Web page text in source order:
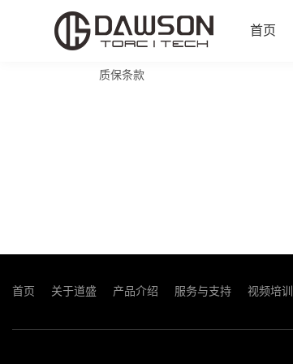
首页
首页质保条款详情
质保条款
首页 关于道盛 产品介绍 服务与支持 视频培训